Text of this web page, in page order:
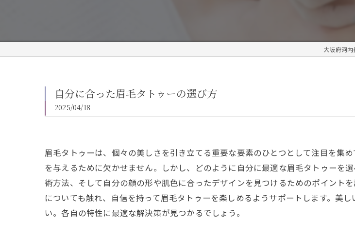
大阪府河
自分に合った眉毛タトゥーの選び方
2025/04/18
眉毛タトゥーは、個々の美しさを引き立てる重要な要素のひとつとして注目を集
を与えるために欠かせません。しかし、どのように自分に最適な眉毛タトゥーを
術方法、そして自分の顔の形や肌色に合ったデザインを見つけるためのポイント
についても触れ、自信を持って眉毛タトゥーを楽しめるようサポートします。美
い。各自の特性に最適な解決策が見つかるでしょう。